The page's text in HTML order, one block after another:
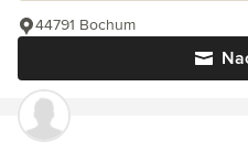
44791 Bochum